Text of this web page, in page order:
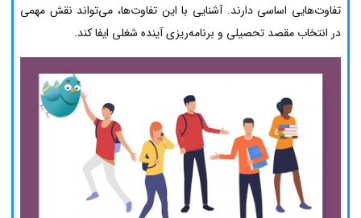
تفاوت‌هایی اساسی دارند. آشنایی با این تفاوت‌ها، می‌تواند نقش مهمی
در انتخاب مقصد تحصیلی و برنامه‌ریزی آینده شغلی ایفا کند.